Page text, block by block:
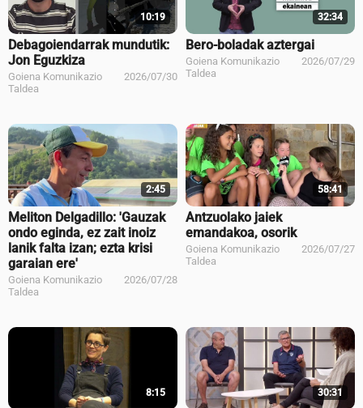
10:19
Debagoiendarrak mundutik:
Jon Eguzkiza
Goiena Komunikazio
Taldea
2026/07/30
32:34
Bero-boladak aztergai
Goiena Komunikazio
Taldea
2026/07/29
2:45
Meliton Delgadillo: 'Gauzak
ondo eginda, ez zait inoiz
lanik falta izan; ezta krisi
garaian ere'
Goiena Komunikazio
Taldea
2026/07/28
58:41
Antzuolako jaiek
emandakoa, osorik
Goiena Komunikazio
Taldea
2026/07/27
8:15 30:31